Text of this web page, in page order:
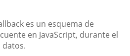
es un esquema de
en JavaScript, durante el
datos.